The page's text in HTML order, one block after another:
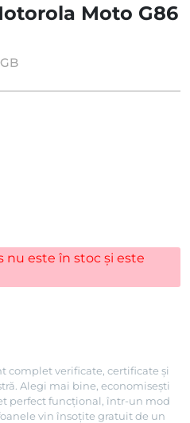
Moto G86
nu este în stoc și este
complet verificate, certificate și
Alegi mai bine, economisești
perfect funcțional, într-un mod
vin însoțite gratuit de un